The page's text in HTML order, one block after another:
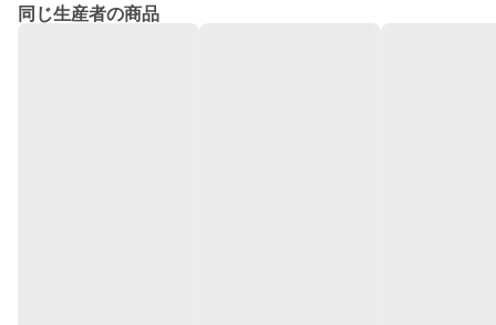
同じ生産者の商品